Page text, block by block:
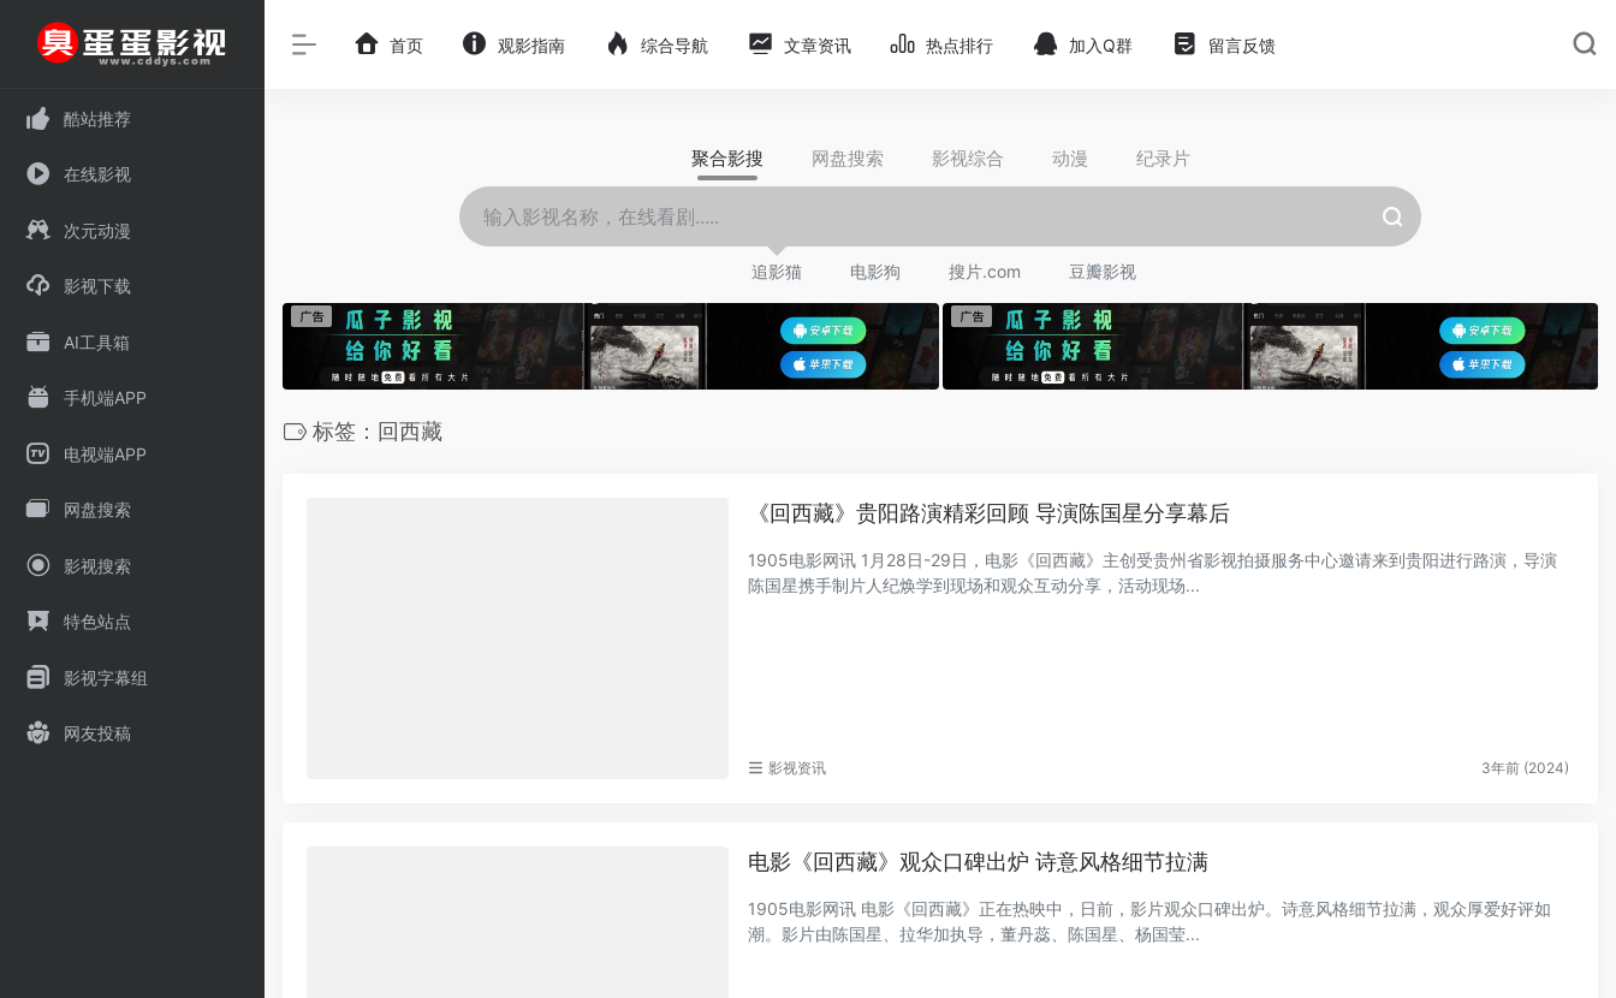
酷站推荐
在线影视
次元动漫
影视下载
AI工具箱
手机端APP
电视端APP
网盘搜索
影视搜索
特色站点
影视字幕组
网友投稿
首页 观影指南 综合导航 文章资讯 热点排行 加入Q群 留言反馈
聚合影搜 网盘搜索 影视综合 动漫 纪录片
追影猫 电影狗 搜片.com 豆瓣影视
标签：回西藏
《回西藏》贵阳路演精彩回顾 导演陈国星分享幕后
1905电影网讯 1月28日-29日，电影《回西藏》主创受贵州省影视拍摄服务中心邀请来到贵阳进行路演，导演
陈国星携手制片人纪焕学到现场和观众互动分享，活动现场...
影视资讯 3年前 (2024)
电影《回西藏》观众口碑出炉 诗意风格细节拉满
1905电影网讯 电影《回西藏》正在热映中，日前，影片观众口碑出炉。诗意风格细节拉满，观众厚爱好评如
潮。影片由陈国星、拉华加执导，董丹蕊、陈国星、杨国莹...